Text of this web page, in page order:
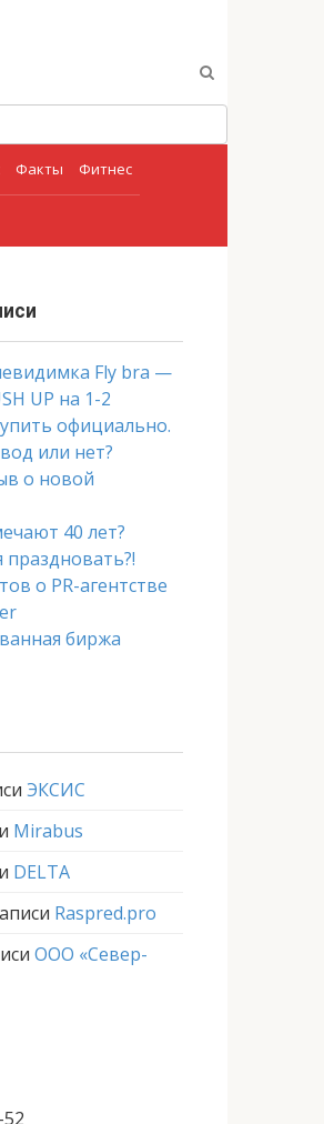
Факты Фитнес
Fly bra —
UP на 1-2
официально.
или нет?
о новой
40 лет?
о PR-агентстве
биржа
ЭКСИС
Mirabus
DELTA
Raspred.pro
ООО «Север-